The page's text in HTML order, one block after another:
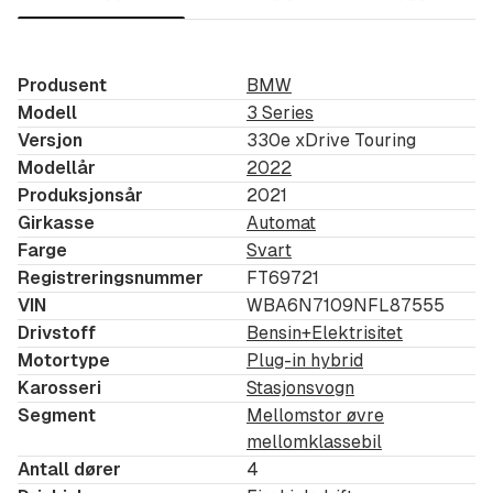
Bilen er meget godt utstyrt og vi ber deg studere
Legg spesielt merke til:
Kode 842 kaldklima-versjon som inneholder blant
annet:
kraftigere varmeapparat
kraftigere 12V startbatteri
dynamo som lader mer
oppvarmede dørlåser, spylerdyser og sidespeil
isolert veivhusventilasjon slik at den ikke skal
fryse når det er mange minusgrader.
BMW Head-Up Display (HUD) projiserer relevante
data i førerens synsfelt. Dette gjør det enklere å
konsentrere seg om det som skjer i trafikken.
Produsent
BMW
Modell
3 Series
Versjon
330e xDrive Touring
Modellår
2022
Produksjonsår
2021
Girkasse
Automat
Farge
Svart
Registreringsnummer
FT69721
VIN
WBA6N7109NFL87555
Drivstoff
Bensin+Elektrisitet
Motortype
Plug-in hybrid
Karosseri
Stasjonsvogn
Segment
Mellomstor øvre
mellomklassebil
Antall dører
4